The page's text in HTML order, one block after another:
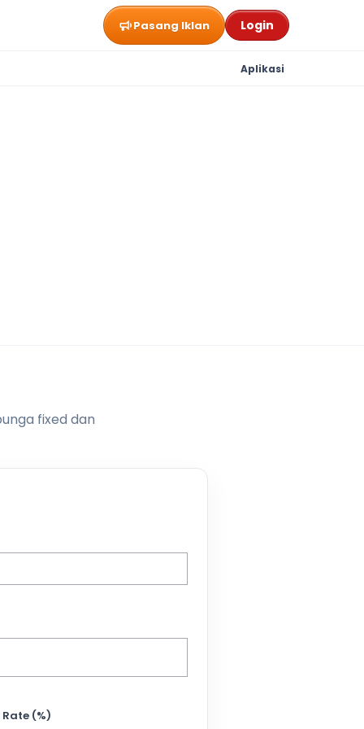
Pasang Iklan Login
Aplikasi
fixed dan
(%)